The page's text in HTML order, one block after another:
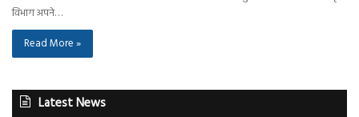
विभाग अपने…
Read More »
Latest News